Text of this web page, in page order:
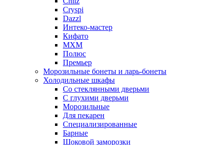
Cryspi
Dazzl
Интеко-мастер
Кифато
МХМ
Полюс
Премьер
Морозильные бонеты и ларь-бонеты
Холодильные шкафы
Со стеклянными дверьми
С глухими дверьми
Морозильные
Для пекарен
Специализированные
Барные
Шоковой заморозки